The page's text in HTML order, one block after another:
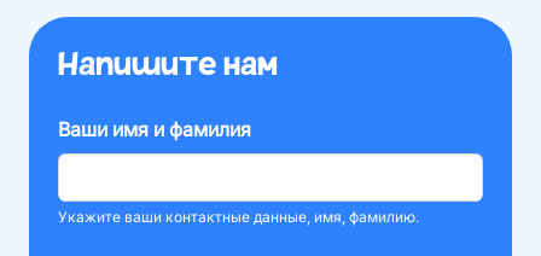
Напишите нам
Ваши имя и фамилия
Укажите ваши контактные данные, имя, фамилию.